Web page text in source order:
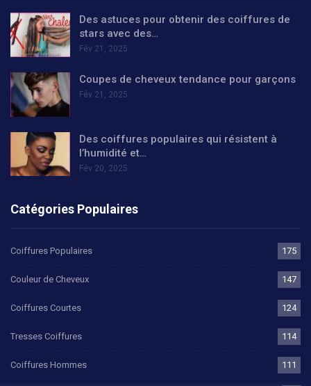
Des astuces pour obtenir des coiffures de
stars avec des…
Fév 21, 2025
Coupes de cheveux tendance pour garçons
Fév 21, 2025
Des coiffures populaires qui résistent à
l’humidité et…
Fév 20, 2025
Catégories Populaires
Coiffures Populaires 175
Couleur de Cheveux 147
Coiffures Courtes 124
Tresses Coiffures 114
Coiffures Hommes 111